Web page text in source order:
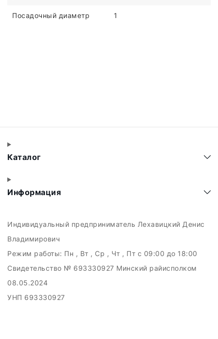
Посадочный диаметр 1
Каталог
Информация
Индивидуальный предприниматель Лехавицкий Денис
Владимирович
Режим работы: Пн , Вт , Ср , Чт , Пт c 09:00 до 18:00
Свидетельство № 693330927 Минский райисполком
08.05.2024
УНП 693330927